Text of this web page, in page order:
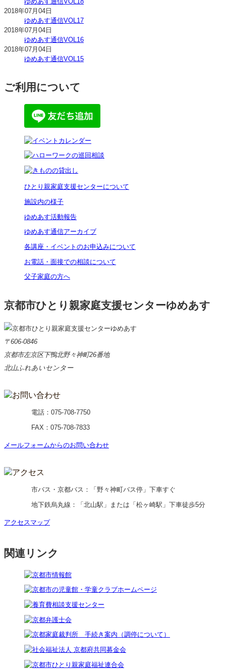
2018年07月04日
ゆめあす通信VOL17
2018年07月04日
ゆめあす通信VOL16
2018年07月04日
ゆめあす通信VOL15
ご利用について
ひとり親家庭支援センターについて
施設内の様子
ゆめあす活動報告
ゆめあす通信アーカイブ
各講座・イベントのお申込みについて
お電話・面接での相談について
父子家庭の方へ
京都市ひとり親家庭支援センターゆめあす
〒606-0846
京都市左京区下鴨北野々神町26番地
北山ふれあいセンター
電話： 075-708-7750
FAX：075-708-7833
メールフォームからのお問い合わせ
市バス・京都バス：「野々神町バス停」下車すぐ
地下鉄烏丸線：「北山駅」または「松ヶ崎駅」下車徒歩5分
アクセスマップ
関連リンク